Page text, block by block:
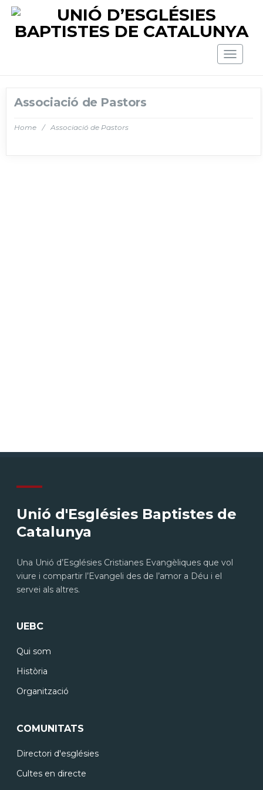
Toggle
Associació de Pastors
Home / Associació de Pastors
Unió d'Esglésies Baptistes de
Catalunya
Una Unió d’Esglésies Cristianes Evangèliques que vol
viure i compartir l’Evangeli des de l’amor a Déu i el
servei als altres.
UEBC
Qui som
Història
Organització
COMUNITATS
Directori d'esglésies
Cultes en directe